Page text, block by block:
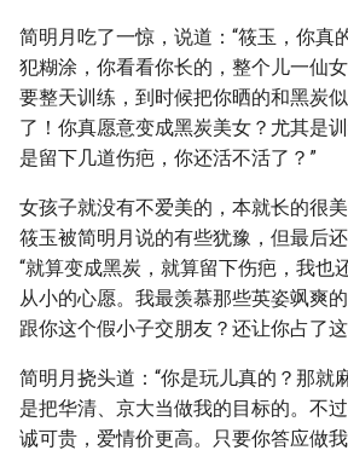
简明月吃了一惊，说道：“筱玉，你真
犯糊涂，你看看你长的，整个儿一仙
要整天训练，到时候把你晒的和黑炭
了！你真愿意变成黑炭美女？尤其是
是留下几道伤疤，你还活不活了？”
女孩子就没有不爱美的，本就长的很
筱玉被简明月说的有些犹豫，但最后
“就算变成黑炭，就算留下伤疤，我也
从小的心愿。我最羡慕那些英姿飒爽
跟你这个假小子交朋友？还让你占了
简明月挠头道：“你是玩儿真的？那就
是把华清、京大当做我的目标的。不
诚可贵，爱情价更高。只要你答应做